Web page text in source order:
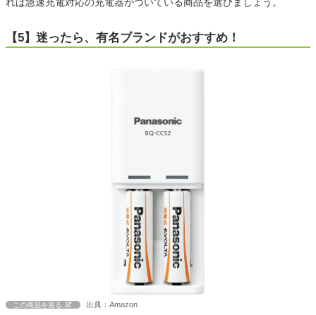
れば急速充電対応の充電器がついている商品を選びましょう。
【5】迷ったら、有名ブランドがおすすめ！
この商品を見る 出典：Amazon